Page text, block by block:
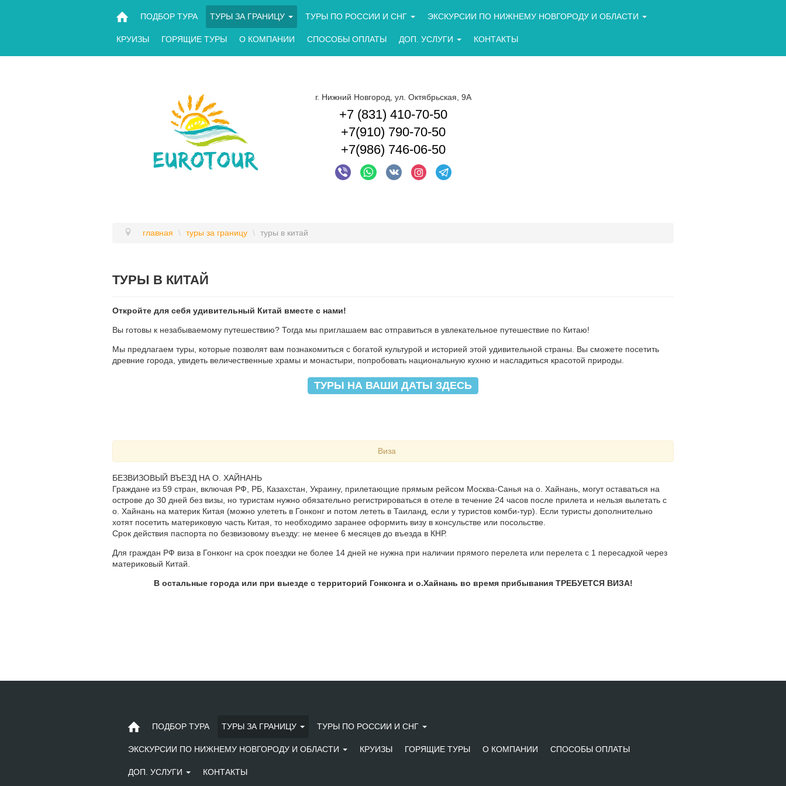
ПОДБОР ТУРА ТУРЫ ЗА ГРАНИЦУ ТУРЫ ПО РОССИИ И СНГ ЭКСКУРСИИ ПО НИЖНЕМУ НОВГОРОДУ И ОБЛАСТИ
КРУИЗЫ ГОРЯЩИЕ ТУРЫ О КОМПАНИИ СПОСОБЫ ОПЛАТЫ ДОП. УСЛУГИ КОНТАКТЫ
г. Нижний Новгород, ул. Октябрьская, 9А
+7 (831) 410-70-50
+7(910) 790-70-50
+7(986) 746-06-50
главная \ туры за границу \ туры в китай
ТУРЫ В КИТАЙ
Откройте для себя удивительный Китай вместе с нами!
Вы готовы к незабываемому путешествию? Тогда мы приглашаем вас отправиться в увлекательное путешествие по Китаю!
Мы предлагаем туры, которые позволят вам познакомиться с богатой культурой и историей этой удивительной страны. Вы сможете посетить
древние города, увидеть величественные храмы и монастыри, попробовать национальную кухню и насладиться красотой природы.
ТУРЫ НА ВАШИ ДАТЫ ЗДЕСЬ
Виза
БЕЗВИЗОВЫЙ ВЪЕЗД НА О. ХАЙНАНЬ
Граждане из 59 стран, включая РФ, РБ, Казахстан, Украину, прилетающие прямым рейсом Москва-Санья на о. Хайнань, могут оставаться на
острове до 30 дней без визы, но туристам нужно обязательно регистрироваться в отеле в течение 24 часов после прилета и нельзя вылетать с
о. Хайнань на материк Китая (можно улететь в Гонконг и потом лететь в Таиланд, если у туристов комби-тур). Если туристы дополнительно
хотят посетить материковую часть Китая, то необходимо заранее оформить визу в консульстве или посольстве.
Срок действия паспорта по безвизовому въезду: не менее 6 месяцев до въезда в КНР.
Для граждан РФ виза в Гонконг на срок поездки не более 14 дней не нужна при наличии прямого перелета или перелета с 1 пересадкой через
материковый Китай.
В остальные города или при выезде с территорий Гонконга и о.Хайнань во время прибывания ТРЕБУЕТСЯ ВИЗА!
ПОДБОР ТУРА ТУРЫ ЗА ГРАНИЦУ ТУРЫ ПО РОССИИ И СНГ
ЭКСКУРСИИ ПО НИЖНЕМУ НОВГОРОДУ И ОБЛАСТИ КРУИЗЫ ГОРЯЩИЕ ТУРЫ О КОМПАНИИ СПОСОБЫ ОПЛАТЫ
ДОП. УСЛУГИ КОНТАКТЫ